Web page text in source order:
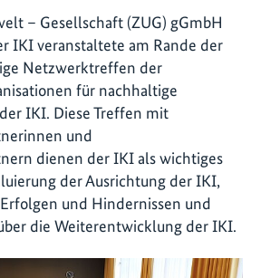
– Gesellschaft (ZUG) gGmbH
IKI veranstaltete am Rande der
Netzwerktreffen der
für nachhaltige
IKI. Diese Treffen mit
und
dienen der IKI als wichtiges
der Ausrichtung der IKI,
und Hindernissen und
die Weiterentwicklung der IKI.